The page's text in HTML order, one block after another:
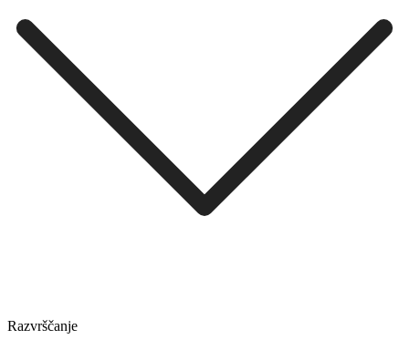
Razvrščanje